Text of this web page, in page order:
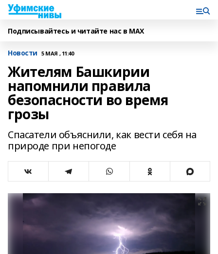
Подписывайтесь и читайте нас в MAX
Новости 5 МАЯ , 11:40
Жителям Башкирии
напомнили правила
безопасности во время
грозы
Спасатели объяснили, как вести себя на
природе при непогоде